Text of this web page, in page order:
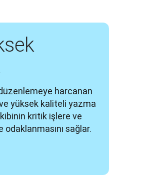
harcanan
yüksek kaliteli yazma
kritik işlere ve
sağlar.